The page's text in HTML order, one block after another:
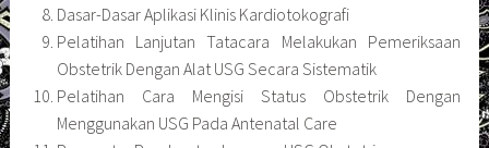
Dasar-Dasar Aplikasi Klinis Kardiotokografi
Pelatihan Lanjutan Tatacara Melakukan Pemeriksaan
Obstetrik Dengan Alat USG Secara Sistematik
Pelatihan Cara Mengisi Status Obstetrik Dengan
Menggunakan USG Pada Antenatal Care